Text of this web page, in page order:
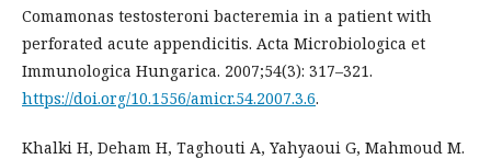
Comamonas testosteroni bacteremia in a patient with
perforated acute appendicitis. Acta Microbiologica et
Immunologica Hungarica. 2007;54(3): 317–321.
https://doi.org/10.1556/amicr.54.2007.3.6.
Khalki H, Deham H, Taghouti A, Yahyaoui G, Mahmoud M.